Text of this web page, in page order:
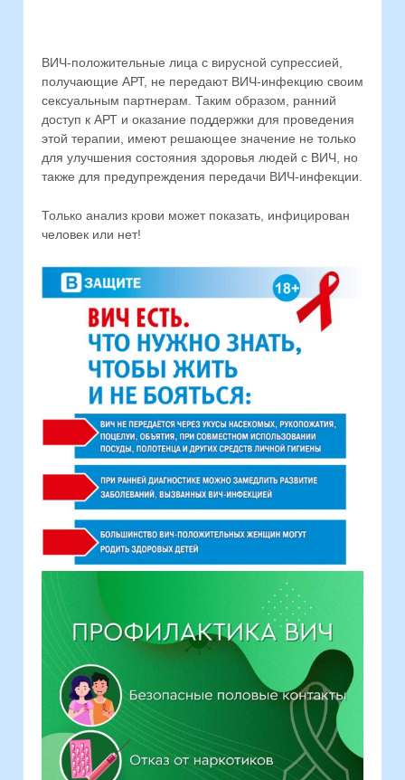
ВИЧ-положительные лица с вирусной супрессией,
получающие АРТ, не передают ВИЧ-инфекцию своим
сексуальным партнерам. Таким образом, ранний
доступ к АРТ и оказание поддержки для проведения
этой терапии, имеют решающее значение не только
для улучшения состояния здоровья людей с ВИЧ, но
также для предупреждения передачи ВИЧ-инфекции.
Только анализ крови может показать, инфицирован
человек или нет!